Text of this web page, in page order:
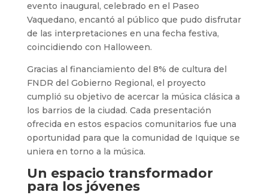
evento inaugural, celebrado en el Paseo
Vaquedano, encantó al público que pudo disfrutar
de las interpretaciones en una fecha festiva,
coincidiendo con Halloween.
Gracias al financiamiento del 8% de cultura del
FNDR del Gobierno Regional, el proyecto
cumplió su objetivo de acercar la música clásica a
los barrios de la ciudad. Cada presentación
ofrecida en estos espacios comunitarios fue una
oportunidad para que la comunidad de Iquique se
uniera en torno a la música.
Un espacio transformador
para los jóvenes